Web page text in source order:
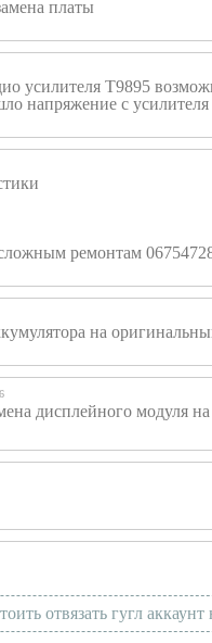
платы
усилителя Т9895
напряжение с
ремонтам
на
дисплейного модуля
отвязать гугл